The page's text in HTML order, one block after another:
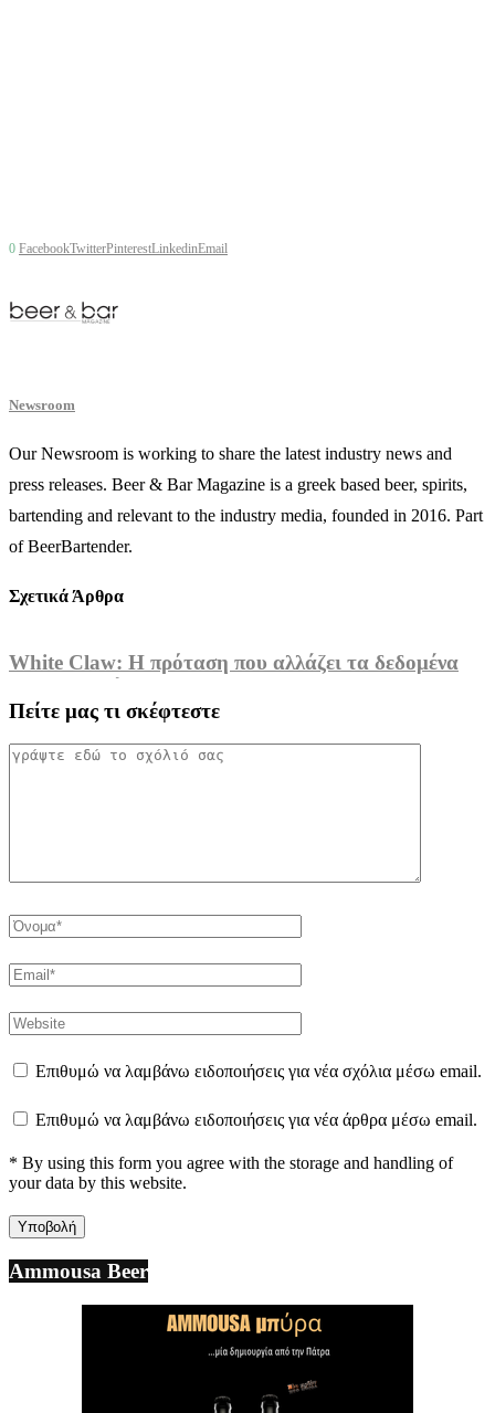
0 FacebookTwitterPinterestLinkedinEmail
Newsroom
Our Newsroom is working to share the latest industry news and
press releases. Beer & Bar Magazine is a greek based beer, spirits,
bartending and relevant to the industry media, founded in 2016. Part
of BeerBartender.
Σχετικά Άρθρα
White Claw: Η πρόταση που αλλάζει τα δεδομένα
στην κατανάλωση...
Πείτε μας τι σκέφτεστε
Επιθυμώ να λαμβάνω ειδοποιήσεις για νέα σχόλια μέσω email.
Επιθυμώ να λαμβάνω ειδοποιήσεις για νέα άρθρα μέσω email.
* By using this form you agree with the storage and handling of
your data by this website.
Ammousa Beer